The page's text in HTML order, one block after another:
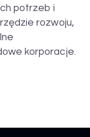
potrzeb i
rozwoju,
korporacje.